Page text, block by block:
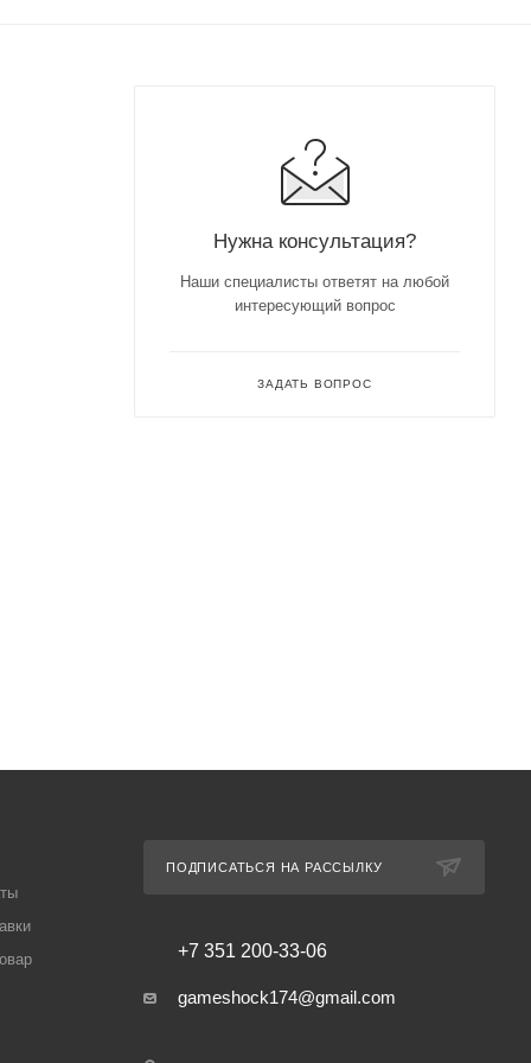
Нужна консультация?
Наши специалисты ответят на любой
интересующий вопрос
ЗАДАТЬ ВОПРОС
ПОДПИСАТЬСЯ НА РАССЫЛКУ
+7 351 200-33-06
gameshock174@gmail.com